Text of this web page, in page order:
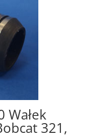
Wałek
321,